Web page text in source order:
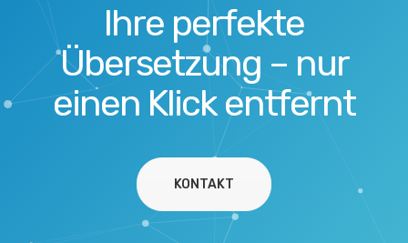
Ihre perfekte
Übersetzung – nur
einen Klick entfernt
KONTAKT